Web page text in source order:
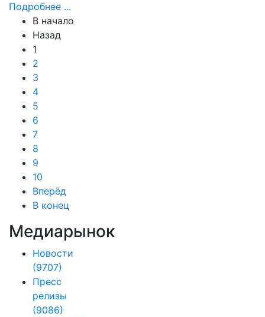
Подробнее ...
В начало
Назад
1
2
3
4
5
6
7
8
9
10
Вперёд
В конец
Медиарынок
Новости
(9707)
Пресс
релизы
(9086)